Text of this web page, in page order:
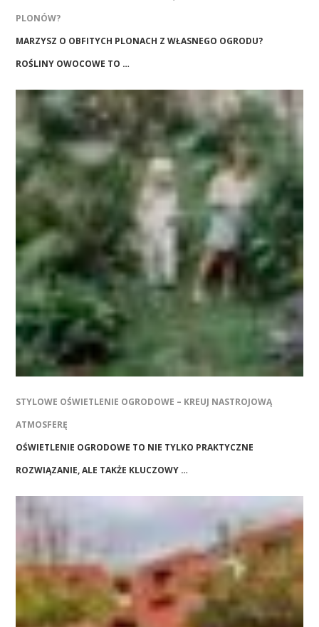
PLONÓW?
MARZYSZ O OBFITYCH PLONACH Z WŁASNEGO OGRODU?
ROŚLINY OWOCOWE TO …
STYLOWE OŚWIETLENIE OGRODOWE – KREUJ NASTROJOWĄ
ATMOSFERĘ
OŚWIETLENIE OGRODOWE TO NIE TYLKO PRAKTYCZNE
ROZWIĄZANIE, ALE TAKŻE KLUCZOWY …